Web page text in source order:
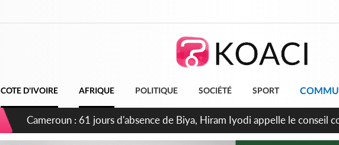
COTE D'IVOIRE AFRIQUE POLITIQUE SOCIÉTÉ SPORT
Côte d'Ivoire : Fin de la pagaille au PDCI-RDA, Lessiehi bannit les